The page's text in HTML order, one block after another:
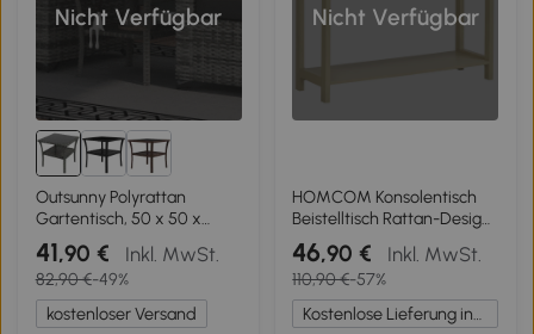
Nicht Verfügbar
Outsunny Polyrattan
Gartentisch, 50 x 50 x
45cm, wetterfest
Beistelltisch für 4 Personen,
Quadratisch mit Ablage
Glasplatte
41,90 € Inkl. MwSt.
82,90 €-49%
kostenloser Versand
Nicht Verfügbar
HOMCOM Konsolentisch
Beistelltisch Rattan-Design
mit 2 Schubladen
Sideboard Eingang MDF
Spanplatte 100 x 30 x 76
cm
46,90 € Inkl. MwSt.
110,90 €-57%
Kostenlose Lieferung innerhalb Deutschlands